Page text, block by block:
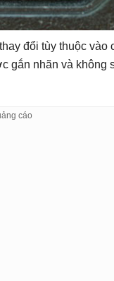
đổi tùy thuộc vào
gắn nhãn và không